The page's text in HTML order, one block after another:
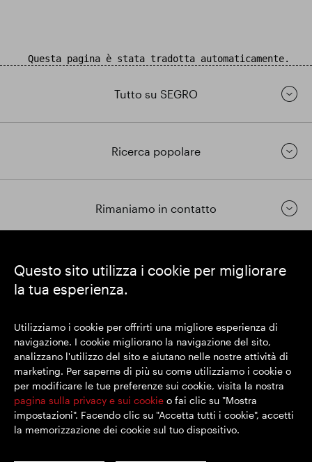
Questo sito utilizza i cookie per migliorare
la tua esperienza.
Utilizziamo i cookie per offrirti una migliore esperienza di
navigazione. I cookie migliorano la navigazione del sito,
analizzano l'utilizzo del sito e aiutano nelle nostre attività di
marketing. Per saperne di più su come utilizziamo i cookie o
per modificare le tue preferenze sui cookie, visita la nostra
pagina sulla privacy e sui cookie o fai clic su "Mostra
impostazioni". Facendo clic su "Accetta tutti i cookie", accetti
la memorizzazione dei cookie sul tuo dispositivo.
Questa pagina è stata tradotta automaticamente.
Tutto su SEGRO
Ricerca popolare
Rimaniamo in contatto
https://www.linkedin.com/
https://www.youtube.com/
https://twitter.com/
SEGRO plc
Numero di registrazione nel Regno Unito 167591
Luogo di registrazione: Inghilterra e Galles
© SEGRO 2022
Disclaimer
Politica sui cookie